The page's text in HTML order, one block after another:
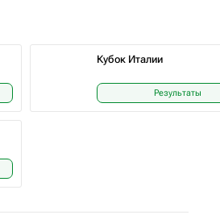
Кубок Италии
Результаты